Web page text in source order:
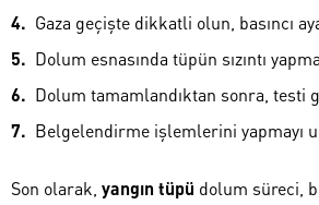
Gaza geçişte dikkatli olun, basıncı
Dolum esnasında tüpün sızıntı
Dolum tamamlandıktan sonra, testi
Belgelendirme işlemlerini yapmayı
Son olarak, yangın tüpü dolum süreci,